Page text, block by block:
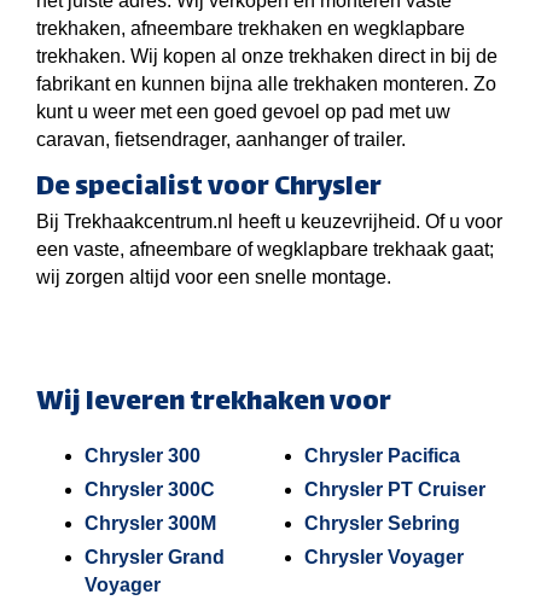
trekhaken, afneembare trekhaken en wegklapbare
trekhaken. Wij kopen al onze trekhaken direct in bij de
fabrikant en kunnen bijna alle trekhaken monteren. Zo
kunt u weer met een goed gevoel op pad met uw
caravan, fietsendrager, aanhanger of trailer.
De specialist voor Chrysler
Bij Trekhaakcentrum.nl heeft u keuzevrijheid. Of u voor
een vaste, afneembare of wegklapbare trekhaak gaat;
wij zorgen altijd voor een snelle montage.
Wij leveren trekhaken voor
Chrysler 300
Chrysler 300C
Chrysler 300M
Chrysler Grand
Voyager
Chrysler Pacifica
Chrysler PT Cruiser
Chrysler Sebring
Chrysler Voyager